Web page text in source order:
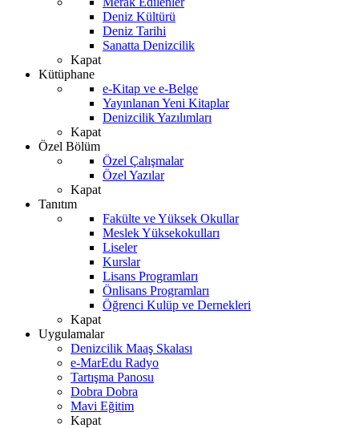
Deniz Kültürü
Deniz Tarihi
Sanatta Denizcilik
Kapat
Kütüphane
e-Kitap ve e-Belge
Yayınlanan Yeni Kitaplar
Denizcilik Yazılımları
Kapat
Özel Bölüm
Özel Çalışmalar
Özel Yazılar
Kapat
Tanıtım
Fakülte ve Yüksek Okullar
Meslek Yüksekokulları
Liseler
Kurslar
Lisans Programları
Önlisans Programları
Öğrenci Kulüp ve Dernekleri
Kapat
Uygulamalar
Denizcilik Maaş Skalası
e-MarEdu Radyo
Tartışma Panosu
Dobra Dobra
Mavi Eğitim
Kapat